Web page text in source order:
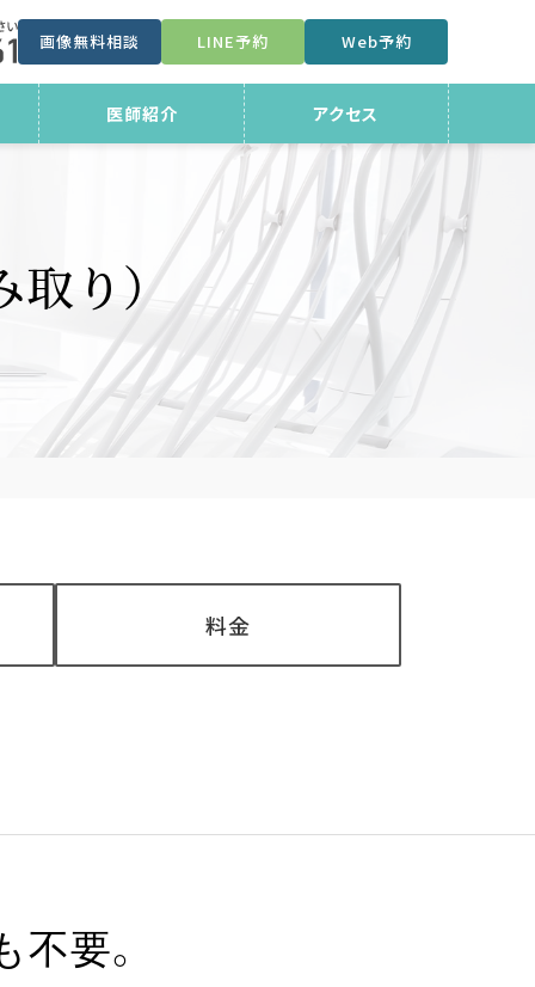
画像無料相談 LINE予約 Web予約
医師紹介 アクセス
り）
料金
要。